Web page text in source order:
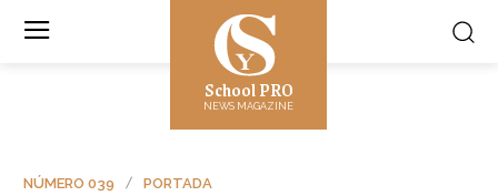
School PRO
NEWS MAGAZINE
NÚMERO 039 PORTADA